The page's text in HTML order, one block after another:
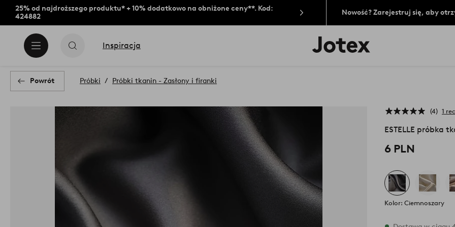
25% od najdroższego produktu* + 10% dodatkowo na obniżone ceny**. Kod:
424882
Nowość? Zarejestruj się, aby
Inspiracja
Logo
Jotex
Powrót Próbki Próbki tkanin - Zasłony i firanki
4 1
ESTELLE próbka
6 PLN
Kolor: Ciemnoszary